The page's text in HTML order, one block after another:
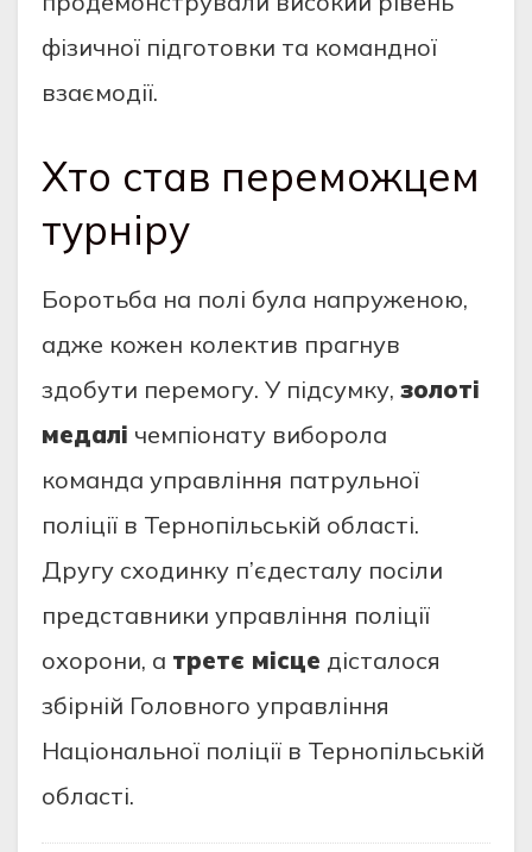
фізичної підготовки та командної
взаємодії.
Хто став переможцем
турніру
Боротьба на полі була напруженою,
адже кожен колектив прагнув
здобути перемогу. У підсумку, золоті
медалі чемпіонату виборола
команда управління патрульної
поліції в Тернопільській області.
Другу сходинку п’єдесталу посіли
представники управління поліції
охорони, а третє місце дісталося
збірній Головного управління
Національної поліції в Тернопільській
області.